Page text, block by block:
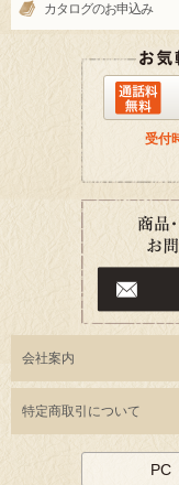
カタログのお申込み
受付
会社案内
特定商取引について
PC